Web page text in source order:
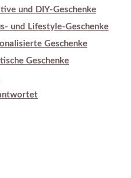
und DIY-Geschenke
und Lifestyle-Geschenke
Geschenke
Geschenke